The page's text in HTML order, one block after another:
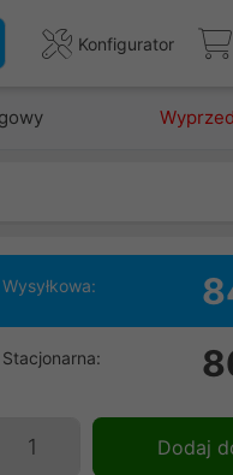
Konfigurator
Wysyłkowa:
Stacjonarna:
Dodaj